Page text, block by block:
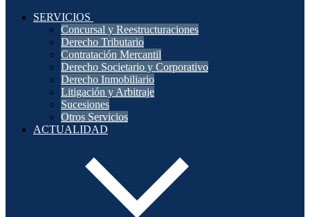
SERVICIOS
Concursal y Reestructuraciones
Derecho Tributario
Contratación Mercantil
Derecho Societario y Corporativo
Derecho Inmobiliario
Litigación y Arbitraje
Sucesiones
Otros Servicios
ACTUALIDAD